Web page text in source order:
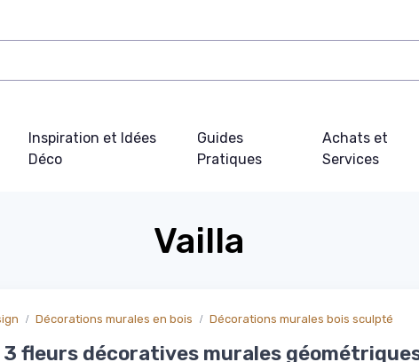
Inspiration et Idées
Déco
Guides
Pratiques
Achats et
Services
Vailla
Décorations murales en bois Décorations murales bois sculpté
3 fleurs décoratives murales